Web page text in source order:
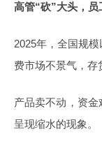
高管“砍”大头，员
2025年，全国规
费市场不景气，
产品卖不动，资
呈现缩水的现象。